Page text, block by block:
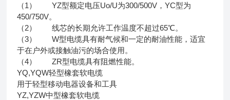
（1） YZ型额定电压Uo/U为300/500V，YC型为
450/750V。
（2） 线芯的长期允许工作温度不超过65℃。
（3） W型电缆具有耐气候和一定的耐油性能，适宜
于在户外或接触油污的场合使用。
（4） ZR型电缆具有阻燃性能。
YQ,YQW轻型橡套软电缆
用于轻型移动电器设备和工具
YZ,YZW中型橡套软电缆